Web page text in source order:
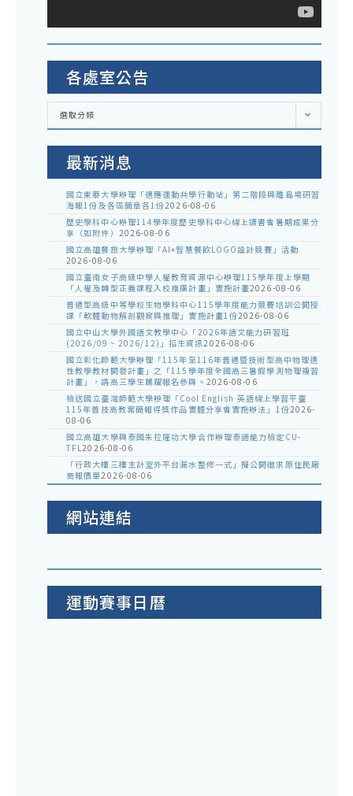
各處室公告
各
室
選取分類
最新消息
國立東華大學辦理「適應運動共學行動站」第二階段與離島場研習
海報1份及各區簡章各1份2026-08-06
歷史學科中心辦理114學年度歷史學科中心線上讀書會暑期成果分
享（如附件） 2026-08-06
國立高雄餐旅大學辦理「AI+智慧餐飲LOGO設計競賽」活動
2026-08-06
國立臺南女子高級中學人權教育資源中心辦理115學年度上學期
「人權及轉型正義課程入校推廣計畫」實施計畫2026-08-06
普通型高級中等學校生物學科中心115學年度能力競賽培訓公開授
課「軟體動物解剖觀察與推理」實施計畫1份2026-08-06
國立中山大學外國語文教學中心「2026年語文能力研習班
(2026/09 ~ 2026/12)」招生資訊2026-08-06
國立彰化師範大學辦理「115年至116年普通暨技術型高中物理適
性教學教材開發計畫」之「115學年度全國高三暑假學測物理複習
計畫」，請高三學生踴躍報名參與。 2026-08-06
檢送國立臺灣師範大學辦理「Cool English 英語線上學習平臺
115年普技高教案簡報得獎作品實體分享會實施辦法」1份2026-
08-06
國立高雄大學與泰國朱拉隆功大學合作辦理泰語能力檢定CU-
TFL2026-08-06
「行政大樓三樓主計室外平台漏水整修一式」擬公開徵求原住民廠
商報價單2026-08-06
網站連結
運動賽事日曆